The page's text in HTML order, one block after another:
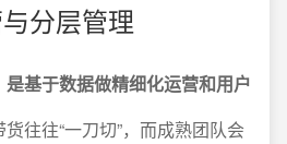
分层管理
基于数据做精细化运营和用户
往往“一刀切”，而成熟团队会